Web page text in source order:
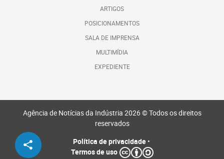
ARTIGOS
POSICIONAMENTOS
SALA DE IMPRENSA
MULTIMÍDIA
EXPEDIENTE
Agência de Notícias da Indústria 2026 © Todos os direitos
reservados
Política de privacidade•
Termos de uso